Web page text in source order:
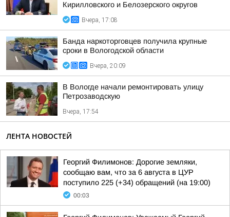
Кирилловского и Белозерского округов
Вчера, 17:08
Банда наркоторговцев получила крупные
сроки в Вологодской области
Вчера, 20:09
В Вологде начали ремонтировать улицу
Петрозаводскую
Вчера, 17:54
ЛЕНТА НОВОСТЕЙ
Георгий Филимонов: Дорогие земляки,
сообщаю вам, что за 6 августа в ЦУР
поступило 225 (+34) обращений (на 19:00)
00:03